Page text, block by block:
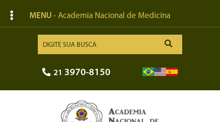
MENU - Academia Nacional de Medicina
21 3970-8150